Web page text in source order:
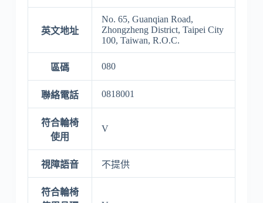
英文地址
No. 65, Guanqian Road,
Zhongzheng District, Taipei City
100, Taiwan, R.O.C.
區碼 080
聯絡電話 0818001
符合輪椅
使用
V
視障語音 不提供
符合輪椅